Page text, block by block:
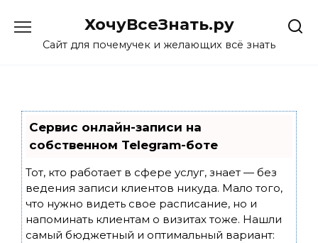
content
ХочуВсеЗнать.ру
Сайт для почемучек и желающих всё знать
Сервис онлайн-записи на
собственном Telegram-боте
Тот, кто работает в сфере услуг, знает — без
ведения записи клиентов никуда. Мало того,
что нужно видеть свое расписание, но и
напоминать клиентам о визитах тоже. Нашли
самый бюджетный и оптимальный вариант: